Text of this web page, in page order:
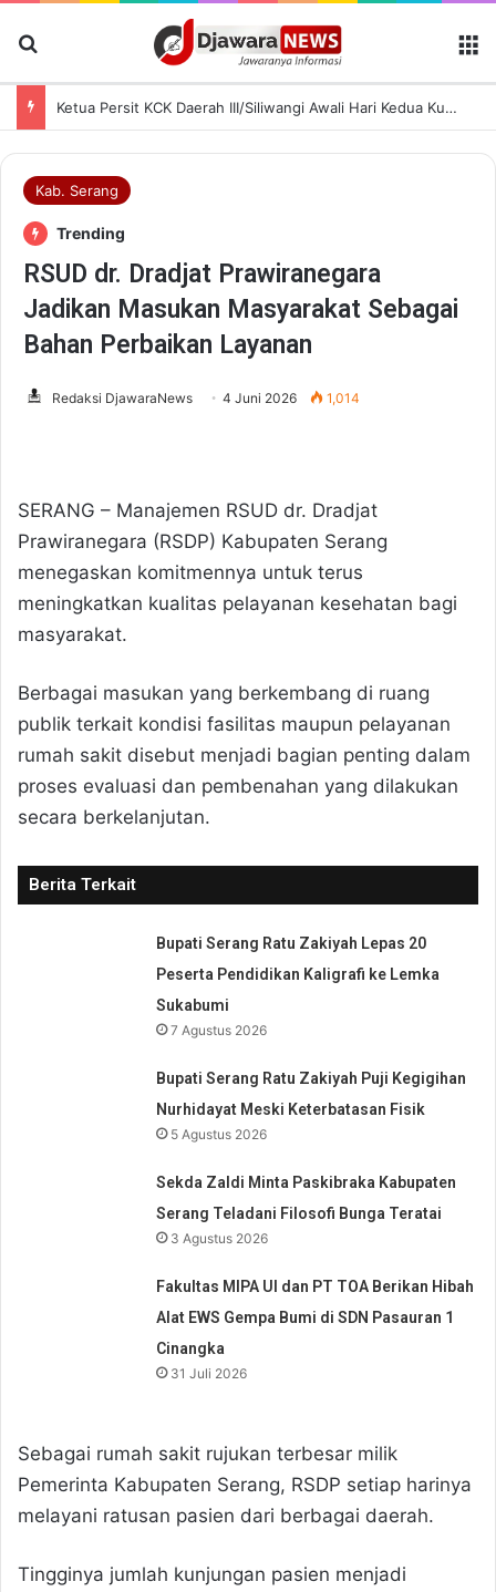
Ketua Persit KCK Daerah III/Siliwangi Awali Hari Kedua Kunjungan Kerja di TK Kartika XIX-39
Kab. Serang
Trending
RSUD dr. Dradjat Prawiranegara
Jadikan Masukan Masyarakat Sebagai
Bahan Perbaikan Layanan
Redaksi DjawaraNews 4 Juni 2026 1,014
SERANG – Manajemen RSUD dr. Dradjat
Prawiranegara (RSDP) Kabupaten Serang
menegaskan komitmennya untuk terus
meningkatkan kualitas pelayanan kesehatan bagi
masyarakat.
Berbagai masukan yang berkembang di ruang
publik terkait kondisi fasilitas maupun pelayanan
rumah sakit disebut menjadi bagian penting dalam
proses evaluasi dan pembenahan yang dilakukan
secara berkelanjutan.
Berita Terkait
Bupati Serang Ratu Zakiyah Lepas 20
Peserta Pendidikan Kaligrafi ke Lemka
Sukabumi
7 Agustus 2026
Bupati Serang Ratu Zakiyah Puji Kegigihan
Nurhidayat Meski Keterbatasan Fisik
5 Agustus 2026
Sekda Zaldi Minta Paskibraka Kabupaten
Serang Teladani Filosofi Bunga Teratai
3 Agustus 2026
Fakultas MIPA UI dan PT TOA Berikan Hibah
Alat EWS Gempa Bumi di SDN Pasauran 1
Cinangka
31 Juli 2026
Sebagai rumah sakit rujukan terbesar milik
Pemerinta Kabupaten Serang, RSDP setiap harinya
melayani ratusan pasien dari berbagai daerah.
Tingginya jumlah kunjungan pasien menjadi